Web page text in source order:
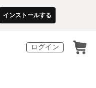
インストールする
ログイン